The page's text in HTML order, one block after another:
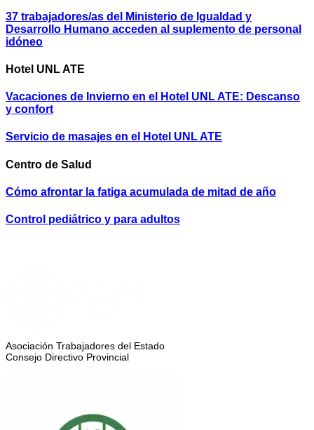
37 trabajadores/as del Ministerio de Igualdad y
Desarrollo Humano acceden al suplemento de personal
idóneo
Hotel UNL ATE
Vacaciones de Invierno en el Hotel UNL ATE: Descanso
y confort
Servicio de masajes en el Hotel UNL ATE
Centro de Salud
Cómo afrontar la fatiga acumulada de mitad de año
Control pediátrico y para adultos
Asociación Trabajadores del Estado
Consejo Directivo Provincial